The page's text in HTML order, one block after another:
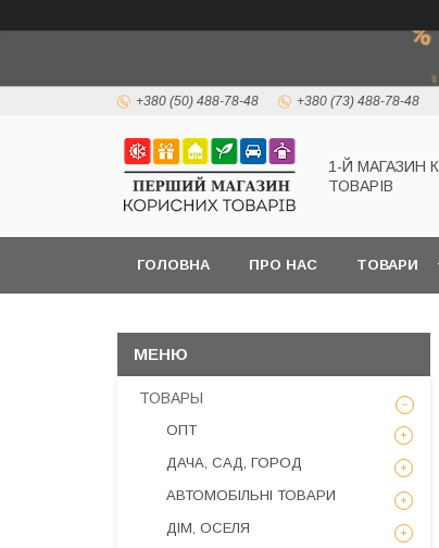
+380 (50) 488-78-48 +380 (73) 488-78-48
1-Й МАГАЗИН
ТОВАРІВ
ГОЛОВНА ПРО НАС ТОВАРИ
ТОВАРЫ
ОПТ
ДАЧА, САД, ГОРОД
АВТОМОБІЛЬНІ ТОВАРИ
ДІМ, ОСЕЛЯ